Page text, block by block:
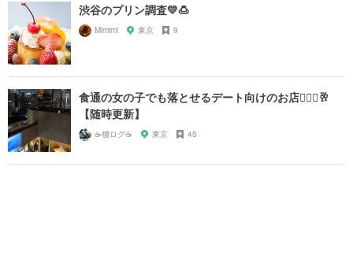
渋谷のプリン調査💛🍮
Mimimi 東京 9
食通の女の子でも落とせるデート向けのお店🤦🏻‍♀️🥂
【随時更新】
☕️棚ログ☕️ 東京 45